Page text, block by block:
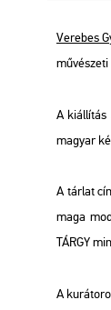
Ve­re­bes
A ki­ál­lí­tás
ma­gyar
A tár­lat
maga
TÁRGY
A